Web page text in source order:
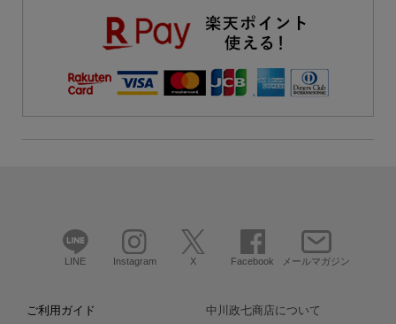
LINE Instagram X Facebook メールマガジン
ご利用ガイド 中川政七商店について